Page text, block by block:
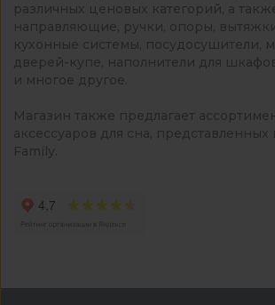
различных ценовых категорий, а
направляющие, ручки, опоры,
кухонные системы, посудосушители,
дверей-купе, наполнители для
и многое другое.
Магазин также предлагает
аксессуаров для сна,
Family.